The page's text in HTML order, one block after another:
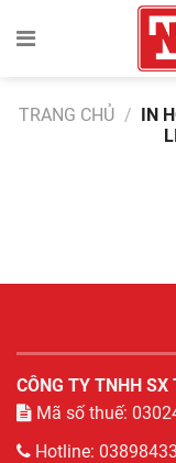
TRANG CHỦ / IN
CÔNG TY TNHH SX
Mã số thuế:
Hotline: